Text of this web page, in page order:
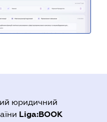
юридичний
Liga:BOOK